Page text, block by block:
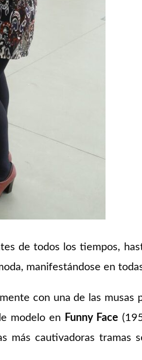
de todos los tiempos,
manifestándose en
con una de las
modelo en Funny Face
más cautivadoras